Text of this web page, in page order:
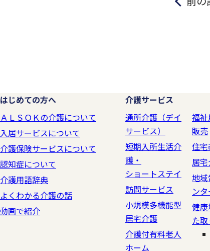
はじめての方へ
ＡＬＳＯＫの介護について
入居サービスについて
介護保険サービスについて
認知症について
介護用語辞典
よくわかる介護の話
動画で紹介
介護サービス
通所介護（デイ
サービス）
短期入所生活介
護・
ショートステイ
訪問サービス
小規模多機能型
居宅介護
介護付有料老人
ホーム
福祉
販売
住
居
地
ンタ
健
た